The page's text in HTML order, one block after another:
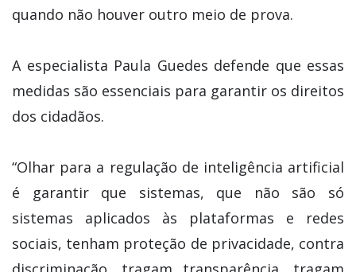
quando não houver outro meio de prova.
A especialista Paula Guedes defende que essas
medidas são essenciais para garantir os direitos
dos cidadãos.
“Olhar para a regulação de inteligência artificial
é garantir que sistemas, que não são só
sistemas aplicados às plataformas e redes
sociais, tenham proteção de privacidade, contra